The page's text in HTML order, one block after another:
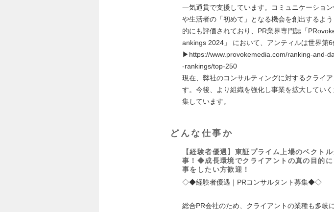
一気通貫で支援しています。コミュニケーショ
や生活者の「初めて」となる機会を創出するよ
的にも評価されており、PR業界専門誌「
ankings 2024」 において、アンティルは世界第6
▶https://www.provokemedia.com/ranking-and-
-rankings/top-250
現在、弊社のコンサルティングに対するクライ
す。今後、より組織を強化し事業を拡大してい
集しています。
どんな仕事か
【経験者優遇】東証プライム上場のベクト
事！◆成長環境でクライアントの真の目的
事をしたい方歓迎！
◇◆経験者優遇｜PRコンサルタント募集◆◇
総合PR会社のため、クライアントの業種も多岐